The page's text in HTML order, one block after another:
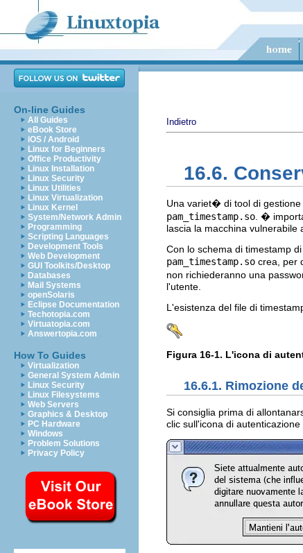
On-line Guides
All Guides
eBook Store
iOS / Android
Linux for Beginners
Office Productivity
Linux Installation
Linux Security
Linux Utilities
Linux Virtualization
Linux Kernel
System/Network Admin
Programming
Scripting Languages
Development Tools
Web Development
GUI Toolkits/Desktop
Databases
Mail Systems
openSolaris
Eclipse Documentation
Techotopia.com
Virtuatopia.com
Answertopia.com
How To Guides
Virtualization
General System Admin
Linux Security
Linux Filesystems
Web Servers
Graphics & Desktop
PC Hardware
Windows
Problem Solutions
Privacy Policy
Indietro
16.6.
Una variet� di tool di
pam_timestamp.so . �
lascia la macchina vulnerabile
Con lo schema di timestamp
pam_timestamp.so crea, per
non richiederanno una
l'utente.
L'esistenza del file di
Figura 16-1. L'icona di
16.6.1. Rimozione
Si consiglia prima di
clic sull'icona di